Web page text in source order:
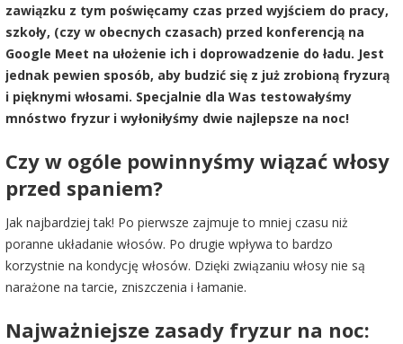
zawiązku z tym poświęcamy czas przed wyjściem do pracy,
szkoły, (czy w obecnych czasach) przed konferencją na
Google Meet na ułożenie ich i doprowadzenie do ładu. Jest
jednak pewien sposób, aby budzić się z już zrobioną fryzurą
i pięknymi włosami. Specjalnie dla Was testowałyśmy
mnóstwo fryzur i wyłoniłyśmy dwie najlepsze na noc!
Czy w ogóle powinnyśmy wiązać włosy
przed spaniem?
Jak najbardziej tak! Po pierwsze zajmuje to mniej czasu niż
poranne układanie włosów. Po drugie wpływa to bardzo
korzystnie na kondycję włosów. Dzięki związaniu włosy nie są
narażone na tarcie, zniszczenia i łamanie.
Najważniejsze zasady fryzur na noc: